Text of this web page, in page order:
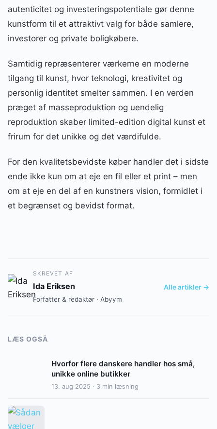
autenticitet og investeringspotentiale gør denne
kunstform til et attraktivt valg for både samlere,
investorer og private boligkøbere.
Samtidig repræsenterer værkerne en moderne
tilgang til kunst, hvor teknologi, kreativitet og
personlig identitet smelter sammen. I en verden
præget af masseproduktion og uendelig
reproduktion skaber limited-edition digital kunst et
frirum for det unikke og det værdifulde.
For den kvalitetsbevidste køber handler det i sidste
ende ikke kun om at eje en fil eller et print – men
om at eje en del af en kunstners vision, formidlet i
et begrænset og bevidst format.
SKREVET AF
Ida Eriksen
Forfatter & redaktør · Abyym
Alle artikler →
LÆS OGSÅ
Hvorfor flere danskere handler hos små,
unikke online butikker
13. aug 2025 · 3 min læsning